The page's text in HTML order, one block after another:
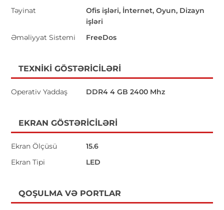
Təyinat
Ofis işləri, İnternet, Oyun, Dizayn
işləri
Əməliyyat Sistemi
FreeDos
TEXNIKI GÖSTƏRICILƏRI
Operativ Yaddaş DDR4 4 GB 2400 Mhz
EKRAN GÖSTƏRICILƏRI
Ekran Ölçüsü
15.6
Ekran Tipi
LED
QOŞULMA VƏ PORTLAR